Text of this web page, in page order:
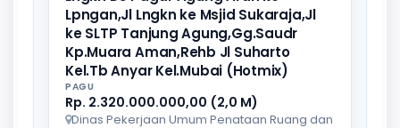
Lpngan,Jl Lngkn ke Msjid Sukaraja,Jl
ke SLTP Tanjung Agung,Gg.Saudr
Kp.Muara Aman,Rehb Jl Suharto
Kel.Tb Anyar Kel.Mubai (Hotmix)
PAGU
Rp. 2.320.000.000,00 (2,0 M)
Dinas Pekerjaan Umum Penataan Ruang dan